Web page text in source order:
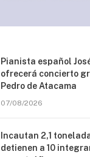
Pianista español
ofrecerá concierto
Pedro de Atacama
07/08/2026
Incautan 2,1
detienen a 10